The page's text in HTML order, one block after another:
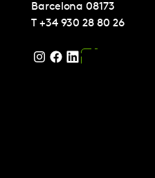
Barcelona 08173
T +34 930 28 80 26